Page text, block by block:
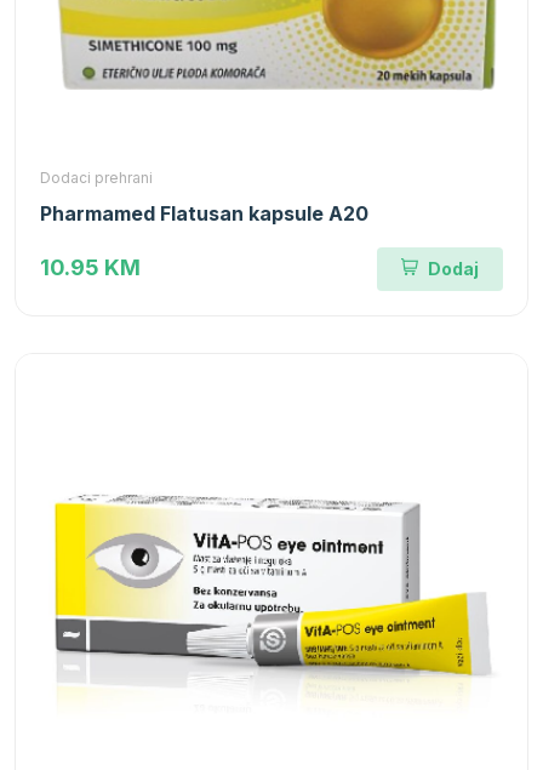
Dodaci prehrani
Pharmamed Flatusan kapsule A20
10.95 KM Dodaj